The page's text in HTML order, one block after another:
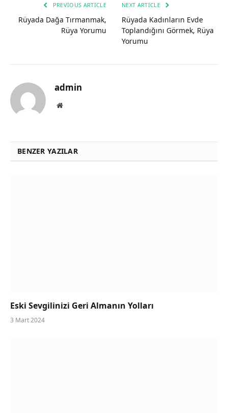
PREVIOUS ARTICLE
Rüyada Dağa Tırmanmak,
Rüya Yorumu
NEXT ARTICLE
Rüyada Kadınların Evde
Toplandığını Görmek, Rüya
Yorumu
admin
Website
BENZER YAZILAR
Eski Sevgilinizi Geri Almanın Yolları
3 Mart 2024